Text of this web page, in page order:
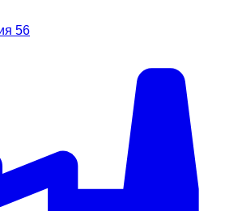
56